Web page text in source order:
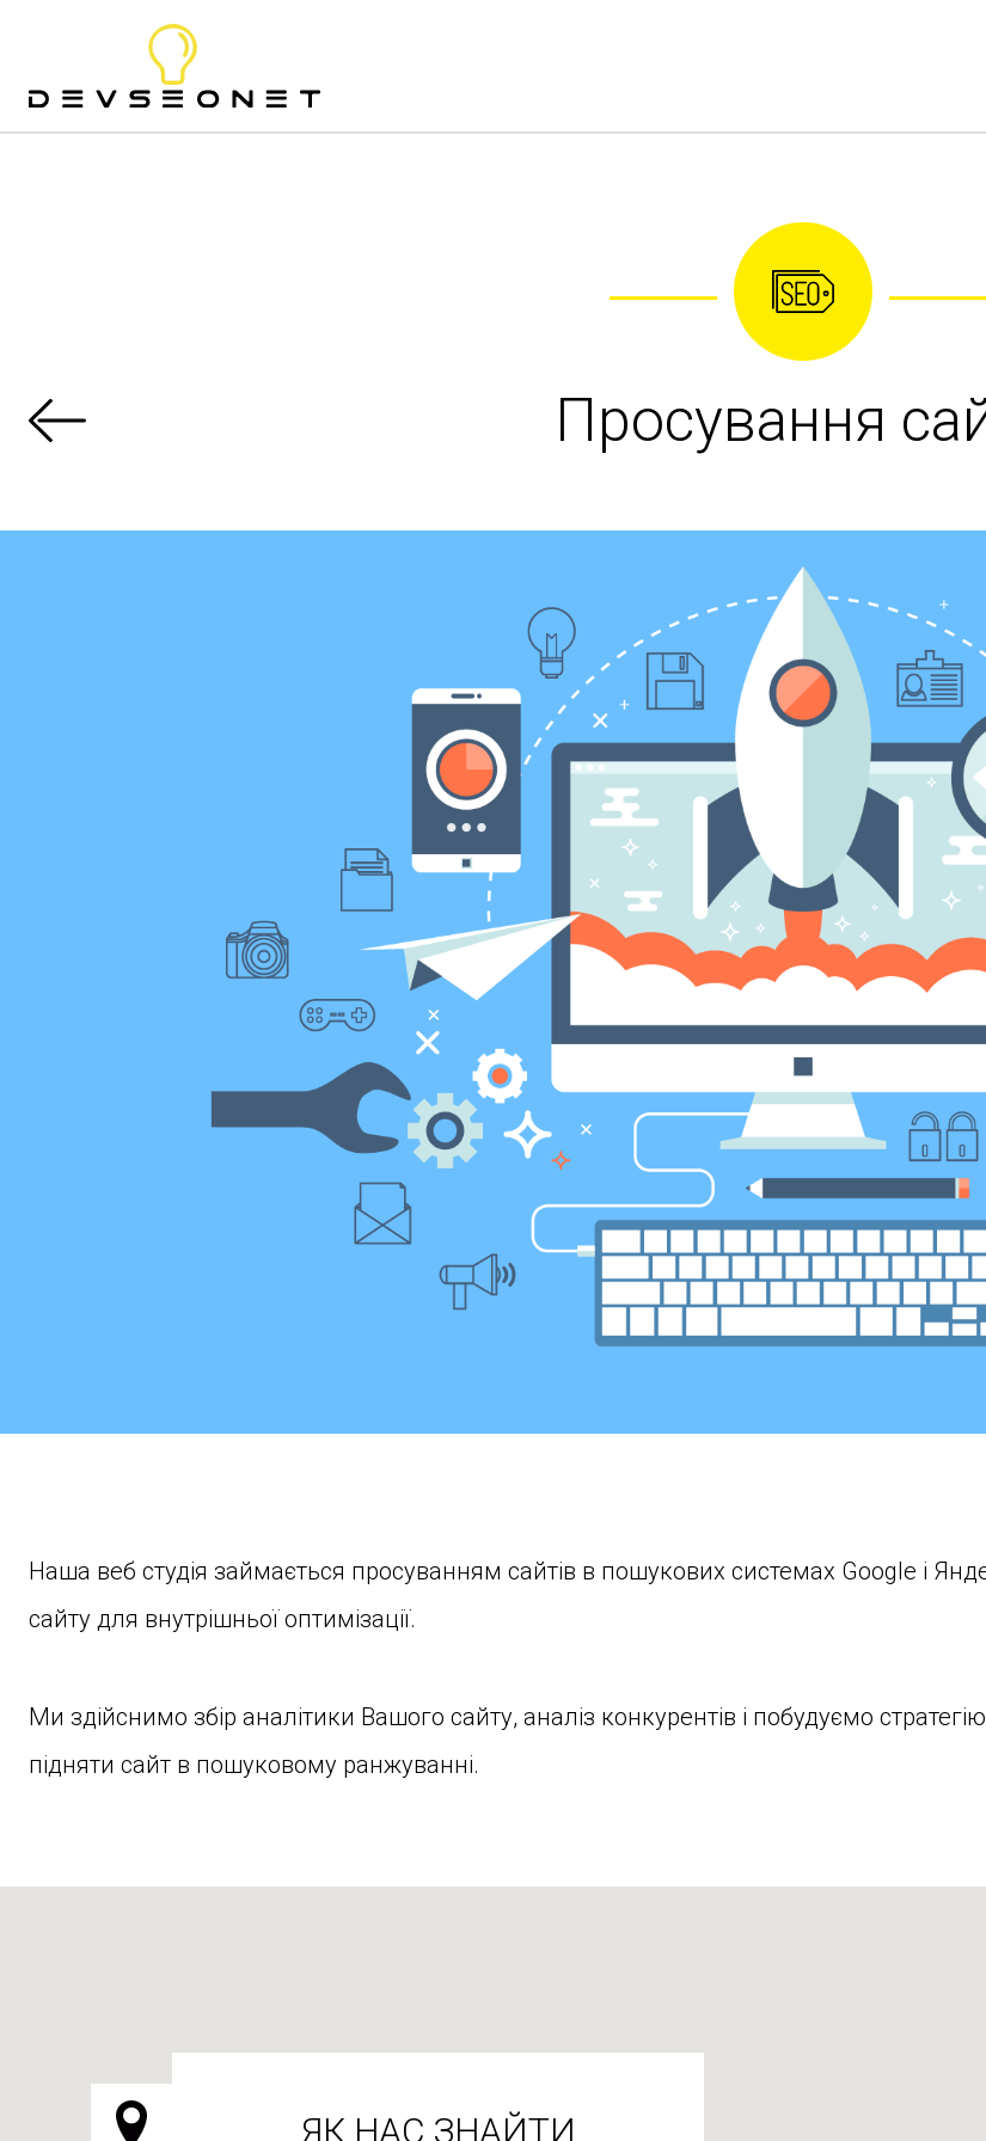
Просування
Наша веб студія займається просуванням сайтів в пошукових системах Google і
сайту для внутрішньої оптимізації.
Ми здійснимо збір аналітики Вашого сайту, аналіз конкурентів і побудуємо
підняти сайт в пошуковому ранжуванні.
ЯК НАС ЗНАЙТИ